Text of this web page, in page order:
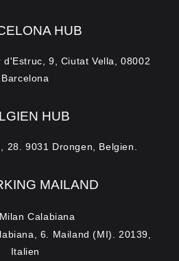
HUB
d'Estruc, 9, Ciutat Vella, 08002
Barcelona
HUB
28. 9031 Drongen, Belgien.
MAILAND
Calabiana
6. Mailand (MI). 20139,
Italien